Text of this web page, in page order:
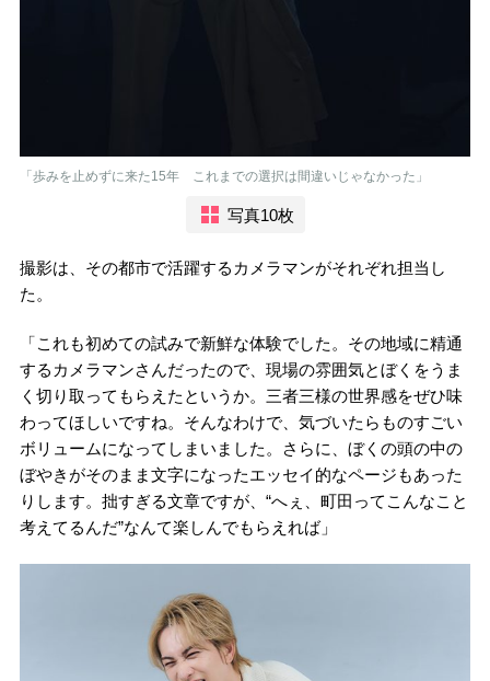
「歩みを止めずに来た15年 これまでの選択は間違いじゃなかった」
写真10枚
撮影は、その都市で活躍するカメラマンがそれぞれ担当し
た。
「これも初めての試みで新鮮な体験でした。その地域に精通
するカメラマンさんだったので、現場の雰囲気とぼくをうま
く切り取ってもらえたというか。三者三様の世界感をぜひ味
わってほしいですね。そんなわけで、気づいたらものすごい
ボリュームになってしまいました。さらに、ぼくの頭の中の
ぼやきがそのまま文字になったエッセイ的なページもあった
りします。拙すぎる文章ですが、“へぇ、町田ってこんなこと
考えてるんだ”なんて楽しんでもらえれば」